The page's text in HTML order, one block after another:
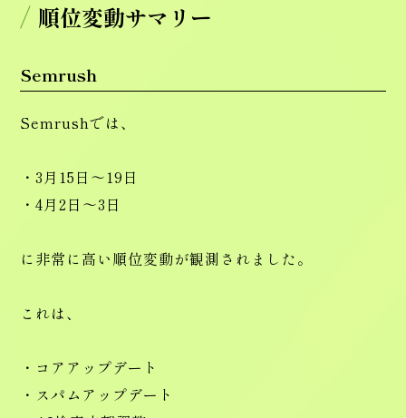
順位変動サマリー
Semrush
Semrushでは、
・3月15日〜19日
・4月2日〜3日
に非常に高い順位変動が観測されました。
これは、
・コアアップデート
・スパムアップデート